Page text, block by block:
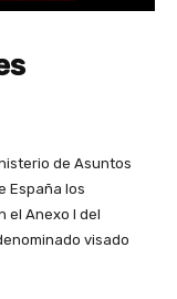
de Asuntos
España los
el Anexo I del
visado